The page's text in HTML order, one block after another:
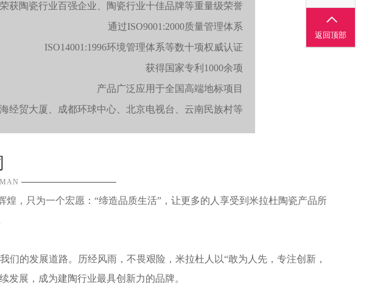
返回顶部
获陶瓷行业百强企业、陶瓷行业十佳品牌等重量级荣誉
通过ISO9001:2000质量管理体系
ISO14001:1996环境管理体系等数十项权威认证
获得国家专利1000余项
产品广泛应用于全国高端地标项目
经贸大厦、成都环球中心、北京电视台、云南民族村等
，只为一个宏愿：“缔造品质生活”，让更多的人享受到米拉杜陶瓷产品所
的发展道路。历经风雨，不畏艰险，米拉杜人以“敢为人先，专注创新，
发展，成为建陶行业最具创新力的品牌。